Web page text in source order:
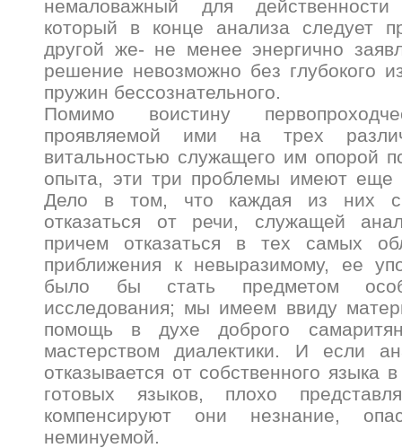
немаловажный для
который в конце анализа следует
другой же- не менее энергично
решение невозможно без глубокого
пружин бессознательного.
Помимо воистину
проявляемой ими на трех
витальностью служащего им опорой
опыта, эти три проблемы имеют еще
Дело в том, что каждая из них
отказаться от речи, служащей
причем отказаться в тех самых
приближения к невыразимому, ее
было бы стать предметом
исследования; мы имеем ввиду
помощь в духе доброго
мастерством диалектики. И если
отказывается от собственного языка
готовых языков, плохо
компенсируют они незнание,
неминуемой.